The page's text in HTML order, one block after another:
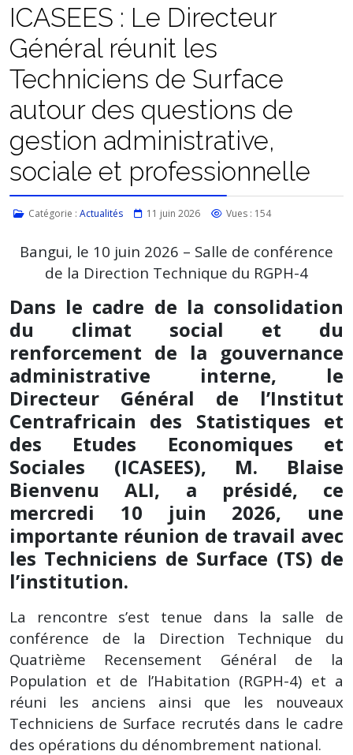
ICASEES : Le Directeur
Général réunit les
Techniciens de Surface
autour des questions de
gestion administrative,
sociale et professionnelle
Catégorie : Actualités 11 juin 2026 Vues : 154
Bangui, le 10 juin 2026 – Salle de conférence
de la Direction Technique du RGPH-4
Dans le cadre de la consolidation
du climat social et du
renforcement de la gouvernance
administrative interne, le
Directeur Général de l’Institut
Centrafricain des Statistiques et
des Etudes Economiques et
Sociales (ICASEES), M. Blaise
Bienvenu ALI, a présidé, ce
mercredi 10 juin 2026, une
importante réunion de travail avec
les Techniciens de Surface (TS) de
l’institution.
La rencontre s’est tenue dans la salle de
conférence de la Direction Technique du
Quatrième Recensement Général de la
Population et de l’Habitation (RGPH-4) et a
réuni les anciens ainsi que les nouveaux
Techniciens de Surface recrutés dans le cadre
des opérations du dénombrement national.